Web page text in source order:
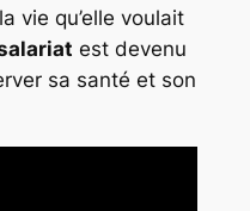
vie qu’elle voulait
est devenu
sa santé et son